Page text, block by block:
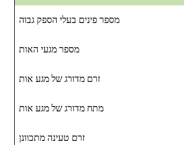
מספר פינים בעלי הספק גבוה
מספר מגעי האות
זרם מדורג של מגע אות
מתח מדורג של מגע אות
זרם טעינה מתכוונן